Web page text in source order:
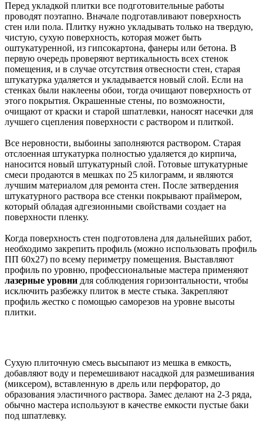
Перед укладкой плитки все подготовительные работы
проводят поэтапно. Вначале подготавливают поверхность
стен или пола. Плитку нужно укладывать только на твердую,
чистую, сухую поверхность, которая может быть
оштукатуренной, из гипсокартона, фанеры или бетона. В
первую очередь проверяют вертикальность всех стенок
помещения, и в случае отсутствия отвесности стен, старая
штукатурка удаляется и укладывается новый слой. Если на
стенках были наклеены обои, тогда очищают поверхность от
этого покрытия. Окрашенные стены, по возможности,
очищают от краски и старой шпатлевки, наносят насечки для
лучшего сцепления поверхности с раствором и плиткой.
Все неровности, выбоины заполняются раствором. Старая
отслоенная штукатурка полностью удаляется до кирпича,
наносится новый штукатурный слой. Готовые штукатурные
смеси продаются в мешках по 25 килограмм, и являются
лучшим материалом для ремонта стен. После затвердения
штукатурного раствора все стенки покрывают праймером,
который обладая адгезионными свойствами создает на
поверхности пленку.
Когда поверхность стен подготовлена для дальнейших работ,
необходимо закрепить профиль (можно использовать профиль
ПП 60х27) по всему периметру помещения. Выставляют
профиль по уровню, профессиональные мастера применяют
лазерные уровни для соблюдения горизонтальности, чтобы
исключить разбежку плиток в месте стыка. Закрепляют
профиль жестко с помощью саморезов на уровне высоты
плитки.
Сухую плиточную смесь высыпают из мешка в емкость,
добавляют воду и перемешивают насадкой для размешивания
(миксером), вставленную в дрель или перфоратор, до
образования эластичного раствора. Замес делают на 2-3 ряда,
обычно мастера используют в качестве емкости пустые баки
под шпатлевку.